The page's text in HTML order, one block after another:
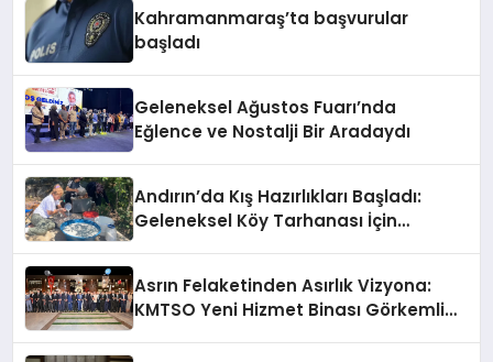
Kahramanmaraş’ta başvurular
başladı
Geleneksel Ağustos Fuarı’nda
Eğlence ve Nostalji Bir Aradaydı
Andırın’da Kış Hazırlıkları Başladı:
Geleneksel Köy Tarhanası İçin
Asrın Felaketinden Asırlık Vizyona:
KMTSO Yeni Hizmet Binası Görkemli